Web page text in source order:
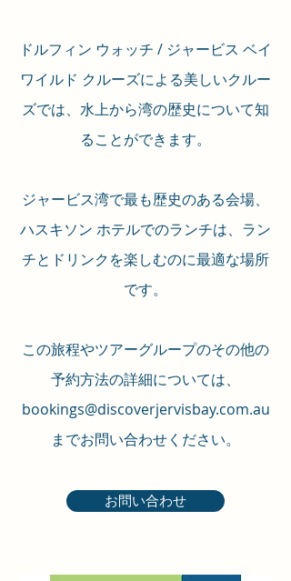
ドルフィン ウォッチ / ジャービス ベイ
ワイルド クルーズによる美しいクルー
ズでは、水上から湾の歴史について知
ることができます。
ジャービス湾で最も歴史のある会場、
ハスキソン ホテルでのランチは、ラン
チとドリンクを楽しむのに最適な場所
です。
この旅程やツアーグループのその他の
予約方法の詳細については、
bookings@discoverjervisbay.com.au
までお問い合わせください。
お問い合わせ